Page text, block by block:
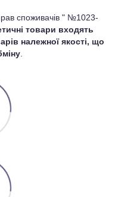
споживачів " №1023-
товари входять
належної якості, що